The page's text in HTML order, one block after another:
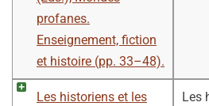
profanes.
Enseignement, fiction
et histoire (pp. 33–48).
Les historiens et les
Les